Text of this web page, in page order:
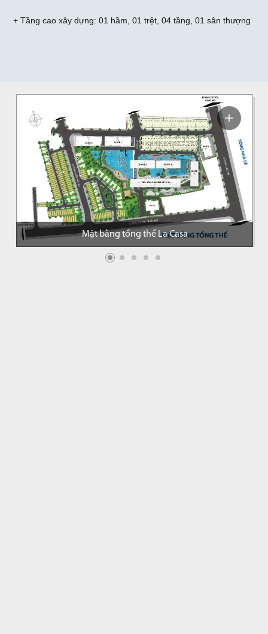
+ Tầng cao xây dựng: 01 hầm, 01 trệt, 04 tầng, 01 sân thượng
Mặt bằng tổng thể La Casa